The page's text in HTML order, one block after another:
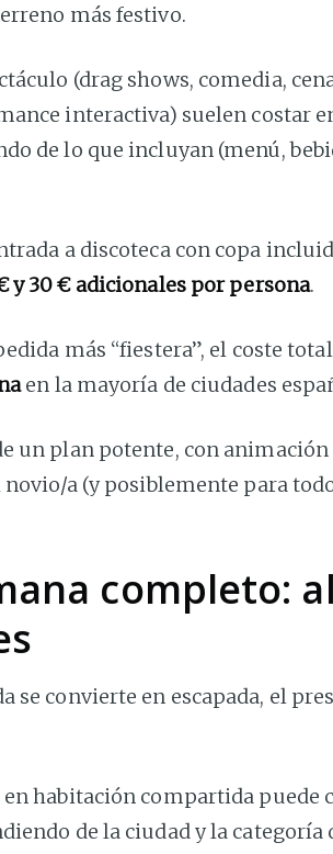
más festivo.
(drag shows, comedia,
interactiva) suelen costar
de lo que incluyan (menú,
a discoteca con copa
y 30 € adicionales por persona.
más “fiestera”, el coste
en la mayoría de ciudades
un plan potente, con animación
a (y posiblemente para
completo:
se convierte en escapada, el
habitación compartida puede
de la ciudad y la